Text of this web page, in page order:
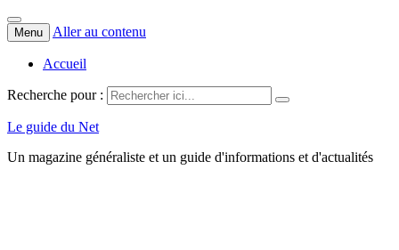
Menu Aller au contenu
Accueil
Recherche pour :
Le guide du Net
Un magazine généraliste et un guide d'informations et d'actualités